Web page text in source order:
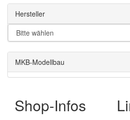
Hersteller
MKB-Modellbau
Shop-Infos